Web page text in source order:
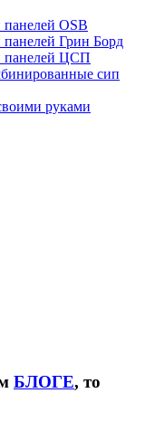
OSB
Грин Борд
панелей ЦСП
сип
руками
БЛОГЕ, то